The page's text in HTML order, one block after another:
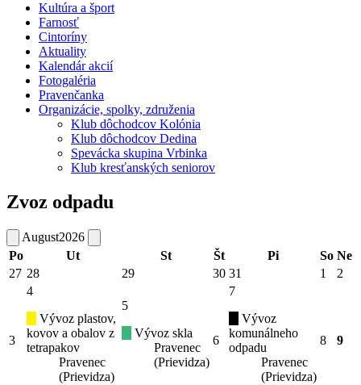
Kultúra a šport
Farnosť
Cintoríny
Aktuality
Kalendár akcií
Fotogaléria
Pravenčanka
Organizácie, spolky, združenia
Klub dôchodcov Kolónia
Klub dôchodcov Dedina
Spevácka skupina Vrbinka
Klub kresťanských seniorov
Zvoz odpadu
August2026
Po
Ut St Št Pi So Ne
27 28 29 30 31 1 2
3
4
Vývoz plastov,
kovov a obalov z
tetrapakov
Pravenec
(Prievidza)
5
Vývoz skla
Pravenec
(Prievidza)
6
7
Vývoz
komunálneho
odpadu
Pravenec
(Prievidza)
8 9